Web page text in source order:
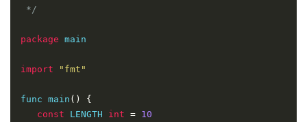
*/
package main
import "fmt"
func main ()
{
const LENGTH int = 10